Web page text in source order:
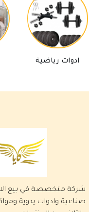
ادوات رياضية
شركة متخصصة في بيع
صناعية وادوات يدوية